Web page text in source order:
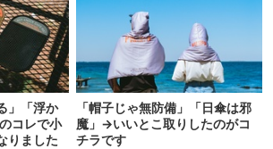
」「浮か
コレで小
りました
「帽子じゃ無防備」「日傘は邪
魔」→いいとこ取りしたのがコ
チラです